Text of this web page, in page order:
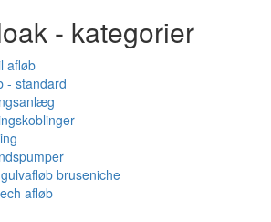
- kategorier
afløb
- standard
bruseniche
afløb